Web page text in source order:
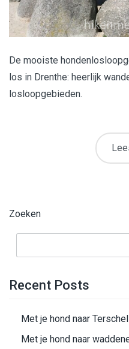
De mooiste
los in Drenthe: heerlijk
losloopgebieden.
Zoeken
Recent Posts
Met je hond naar
Met je hond naar